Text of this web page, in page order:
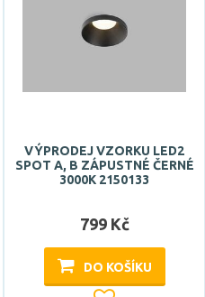
VÝPRODEJ VZORKU LED2
SPOT A, B ZÁPUSTNÉ ČERNÉ
3000K 2150133
799 Kč
DO KOŠÍKU